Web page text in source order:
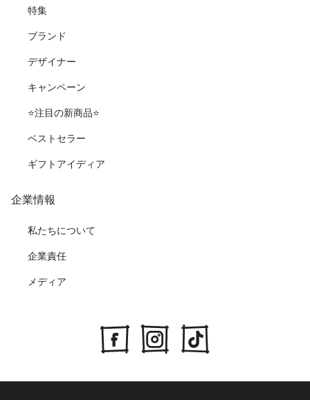
特集
ブランド
デザイナー
キャンペーン
⭐️注目の新商品⭐️
ベストセラー
ギフトアイディア
企業情報
私たちについて
企業責任
メディア